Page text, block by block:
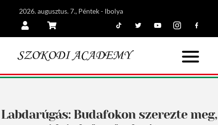
2026. augusztus. 7., Péntek - Ibolya
Labdarúgás: Budafokon szerezte meg,